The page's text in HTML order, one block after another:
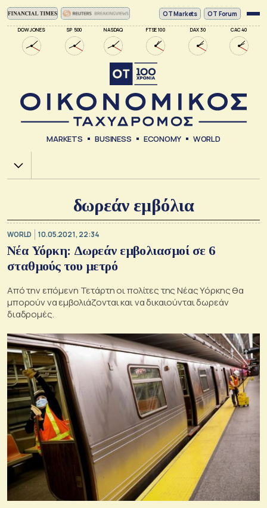
DOW JONES SP 500 NASDAQ FTSE 100 DAX 30 CAC 40
ΟΤ Markets OT Forum
MARKETS BUSINESS ECONOMY WORLD
Χ.Α.
δωρεάν εμβόλια
WORLD 10.05.2021, 22:34
Νέα Υόρκη: Δωρεάν εμβολιασμοί σε 6
σταθμούς του μετρό
Από την επόμενη Τετάρτη οι πολίτες της Νέας Υόρκης θα
μπορούν να εμβολιάζονται και να δικαιούνται δωρεάν
διαδρομές.